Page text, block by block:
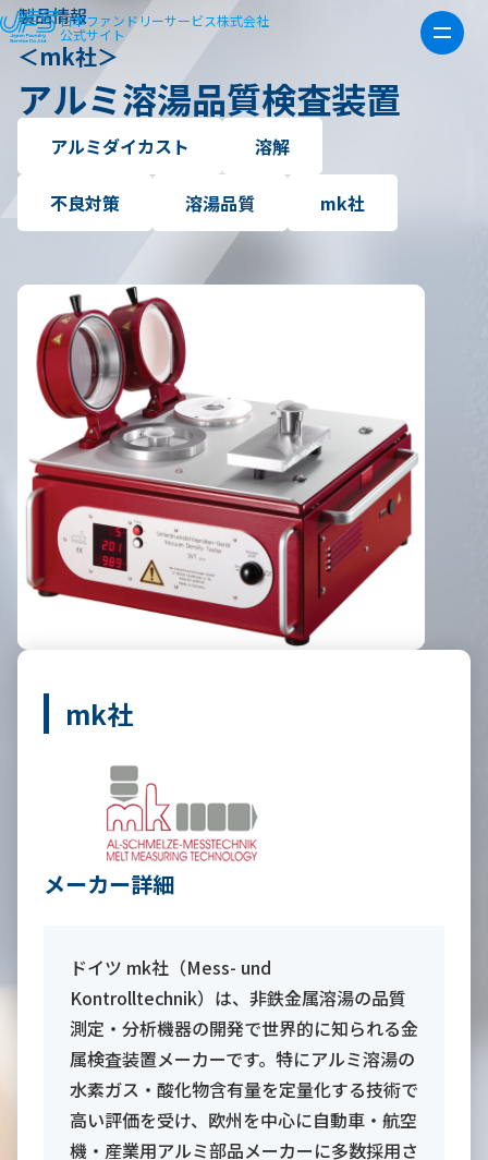
日本ファンドリーサービス株式会社
公式サイト
製品情報
＜mk社＞
アルミ溶湯品質検査装置
アルミダイカスト 溶解
不良対策 溶湯品質 mk社
mk社
メーカー詳細
ドイツ mk社（Mess- und
Kontrolltechnik）は、非鉄金属溶湯の品質
測定・分析機器の開発で世界的に知られる金
属検査装置メーカーです。特にアルミ溶湯の
水素ガス・酸化物含有量を定量化する技術で
高い評価を受け、欧州を中心に自動車・航空
機・産業用アルミ部品メーカーに多数採用さ